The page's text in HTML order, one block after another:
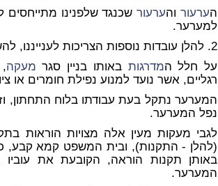
הערעורוהערעורשכנגד שלפנינו
למערער.
2. להלן עובדות נוספות הצריכות לענייננו, להשלמת התמונה:
על חלל המדרגות באותו בניין סגר מעקה,
רגליים, אשר נועד למנוע נפילת חומרים או
המערער נתקל בעת עבודתו בלוח התחתון,
נפל המערער.
(להלן - התקנות), ובית המשפט קמא קבע,
באותן תקנות הוראה, הקובעת את
המערער.